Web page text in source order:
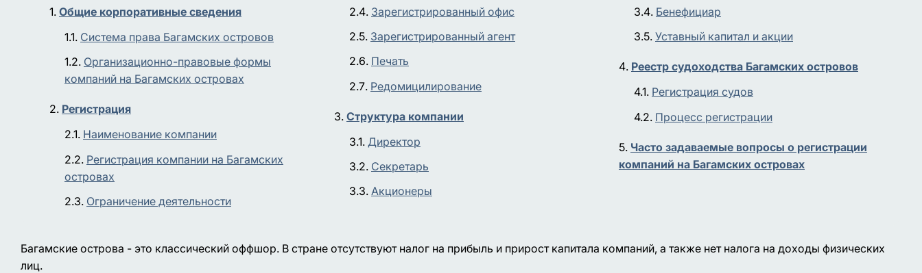
Общие корпоративные сведения
Система права Багамских островов
Организационно-правовые формы
компаний на Багамских островах
Регистрация
Наименование компании
Регистрация компании на Багамских
островах
Ограничение деятельности
Зарегистрированный офис
Зарегистрированный агент
Печать
Редомицилирование
Структура компании
Директор
Секретарь
Акционеры
Бенефициар
Уставный капитал и акции
Реестр судоходства Багамских островов
Регистрация судов
Процесс регистрации
Часто задаваемые вопросы о регистрации
компаний на Багамских островах
Багамские острова - это классический оффшор. В стране отсутствуют налог на прибыль и прирост капитала компаний, а также нет налога на доходы физических
лиц.